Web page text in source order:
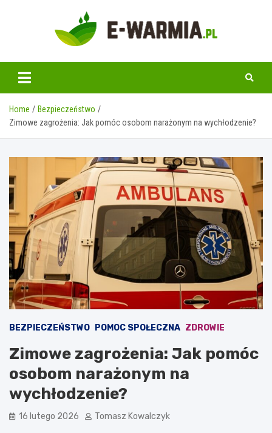
www.e-warmia.pl
Home
Bezpieczeństwo
Zimowe zagrożenia: Jak pomóc osobom narażonym na wychłodzenie?
BEZPIECZEŃSTWO POMOC SPOŁECZNA ZDROWIE
Zimowe zagrożenia: Jak pomóc
osobom narażonym na
wychłodzenie?
16 lutego 2026 Tomasz Kowalczyk